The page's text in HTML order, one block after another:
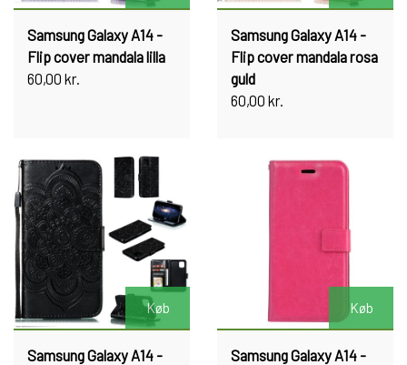
Samsung Galaxy A14 -
Flip cover mandala lilla
60,00 kr.
Samsung Galaxy A14 -
Flip cover mandala rosa
guld
60,00 kr.
Køb
Samsung Galaxy A14 -
Køb
Samsung Galaxy A14 -